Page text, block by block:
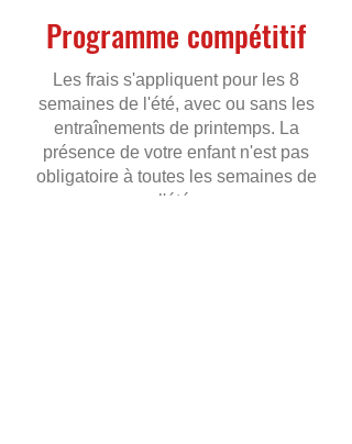
Programme compétitif
Les frais s'appliquent pour les 8
semaines de l'été, avec ou sans les
entraînements de printemps. La
présence de votre enfant n'est pas
obligatoire à toutes les semaines de
l'été.